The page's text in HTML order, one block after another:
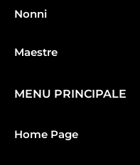
Nonni
Maestre
MENU PRINCIPALE
Home Page